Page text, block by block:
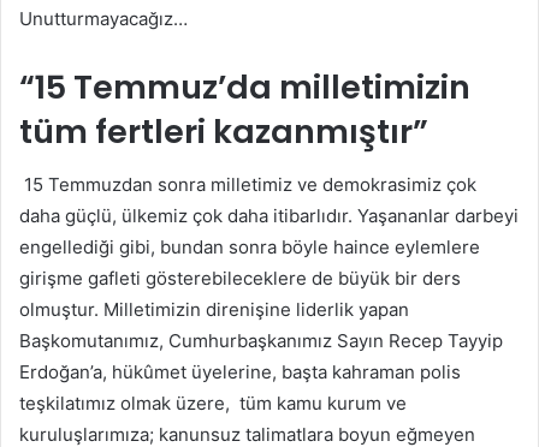
Unutturmayacağız…
“15 Temmuz’da milletimizin
tüm fertleri kazanmıştır”
15 Temmuzdan sonra milletimiz ve demokrasimiz çok
daha güçlü, ülkemiz çok daha itibarlıdır. Yaşananlar darbeyi
engellediği gibi, bundan sonra böyle haince eylemlere
girişme gafleti gösterebileceklere de büyük bir ders
olmuştur. Milletimizin direnişine liderlik yapan
Başkomutanımız, Cumhurbaşkanımız Sayın Recep Tayyip
Erdoğan’a, hükûmet üyelerine, başta kahraman polis
teşkilatımız olmak üzere, tüm kamu kurum ve
kuruluşlarımıza; kanunsuz talimatlara boyun eğmeyen